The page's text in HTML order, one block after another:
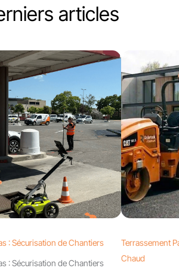
articles
: Sécurisation de Chantiers
: Sécurisation de Chantiers
Terrassement
Chaud